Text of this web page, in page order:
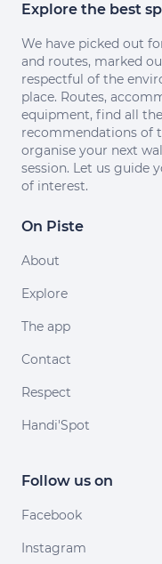
Explore the best
We have picked out
and routes, marked
respectful of the
place. Routes,
equipment, find all
recommendations of
organise your next
session. Let us guide
of interest.
On Piste
About
Explore
The app
Contact
Respect
Handi'Spot
Follow us on
Facebook
Instagram